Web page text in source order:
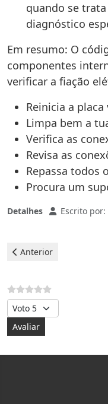
quando se
diagnóstico
Em resumo: O
componentes
verificar a fiação
Reinicia a
Limpa bem a
Verifica as
Revisa as
Repassa todos
Procura um
Detalhes Escrito por:
Artigo anterior: Balay
Anterior
Avalie, por favor